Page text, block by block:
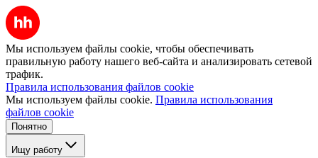
Мы используем файлы cookie, чтобы обеспечивать
правильную работу нашего веб-сайта и анализировать сетевой
трафик.
Правила использования файлов cookie
Мы используем файлы cookie. Правила использования
файлов cookie
Понятно
Ищу работу